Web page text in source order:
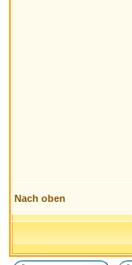
Nach oben